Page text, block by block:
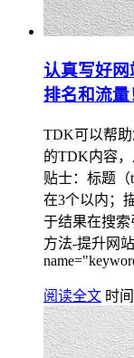
认真写好
排名和流量
TDK可以帮
的TDK内容
贴士：标题（
在3个以内；
于结果在搜索
方法-提升网
阅读全文 时